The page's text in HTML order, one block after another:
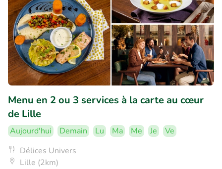
Menu en 2 ou 3 services à la carte au cœur
de Lille
Aujourd'hui Demain Lu Ma Me Je
Ve
Délices Univers
Lille (2km)